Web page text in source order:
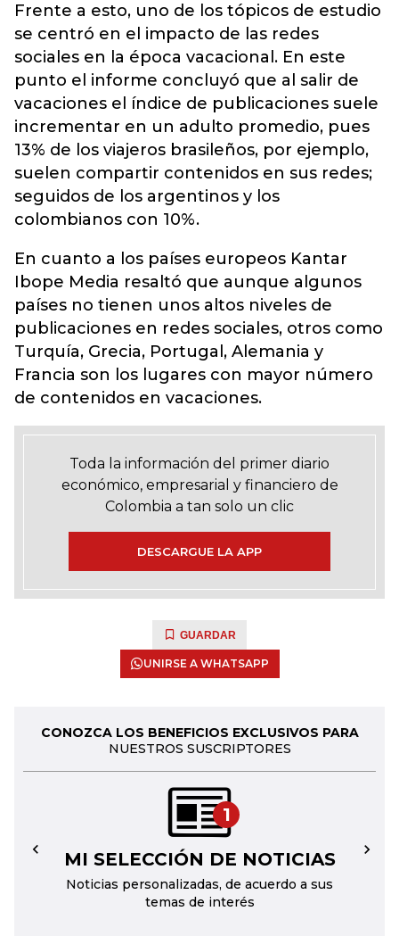
Frente a esto, uno de los tópicos de estudio
se centró en el impacto de las redes
sociales en la época vacacional. En este
punto el informe concluyó que al salir de
vacaciones el índice de publicaciones suele
incrementar en un adulto promedio, pues
13% de los viajeros brasileños, por ejemplo,
suelen compartir contenidos en sus redes;
seguidos de los argentinos y los
colombianos con 10%.
En cuanto a los países europeos Kantar
Ibope Media resaltó que aunque algunos
países no tienen unos altos niveles de
publicaciones en redes sociales, otros como
Turquía, Grecia, Portugal, Alemania y
Francia son los lugares con mayor número
de contenidos en vacaciones.
Toda la información del primer diario
económico, empresarial y financiero de
Colombia a tan solo un clic
DESCARGUE LA APP
GUARDAR
UNIRSE A WHATSAPP
CONOZCA LOS BENEFICIOS EXCLUSIVOS PARA
NUESTROS SUSCRIPTORES
1
MI SELECCIÓN DE NOTICIAS
Noticias personalizadas, de acuerdo a sus
temas de interés
← →